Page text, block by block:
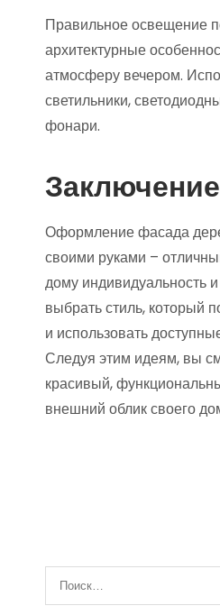
Правильное освещение
архитектурные
атмосферу вечером.
светильники,
фонари.
Заключение
Оформление фасада
своими руками –
дому индивидуальность
выбрать стиль, который
и использовать
Следуя этим идеям, вы
красивый,
внешний облик своего